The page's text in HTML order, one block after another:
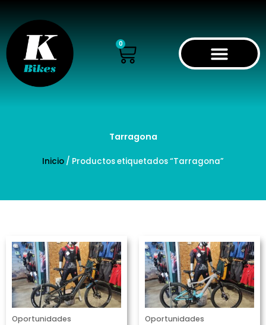
contenido
0
Cart
Tarragona
Inicio / Productos etiquetados “Tarragona”
Oportunidades Oportunidades